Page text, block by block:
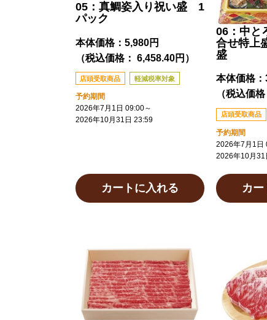
05：真鯛姿入り祝い盛 1
パック
本体価格： 5,980円
（税込価格： 6,458.40円）
店頭受取商品 軽減税率対象
予約期間
2026年7月1日 09:00～
2026年10月31日 23:59
カートに入れる
06：中と
合せ特上
盛
本体価格：
（税込価
店頭受取商品
予約期間
2026年7月1日
2026年10月31
カ